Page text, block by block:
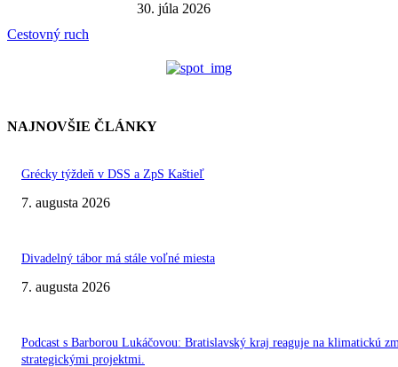
Cestovný ruch
30. júla 2026
NAJNOVŠIE ČLÁNKY
Grécky týždeň v DSS a ZpS Kaštieľ
7. augusta 2026
Divadelný tábor má stále voľné miesta
7. augusta 2026
Podcast s Barborou Lukáčovou: Bratislavský kraj reaguje na klimatickú
strategickými projektmi.